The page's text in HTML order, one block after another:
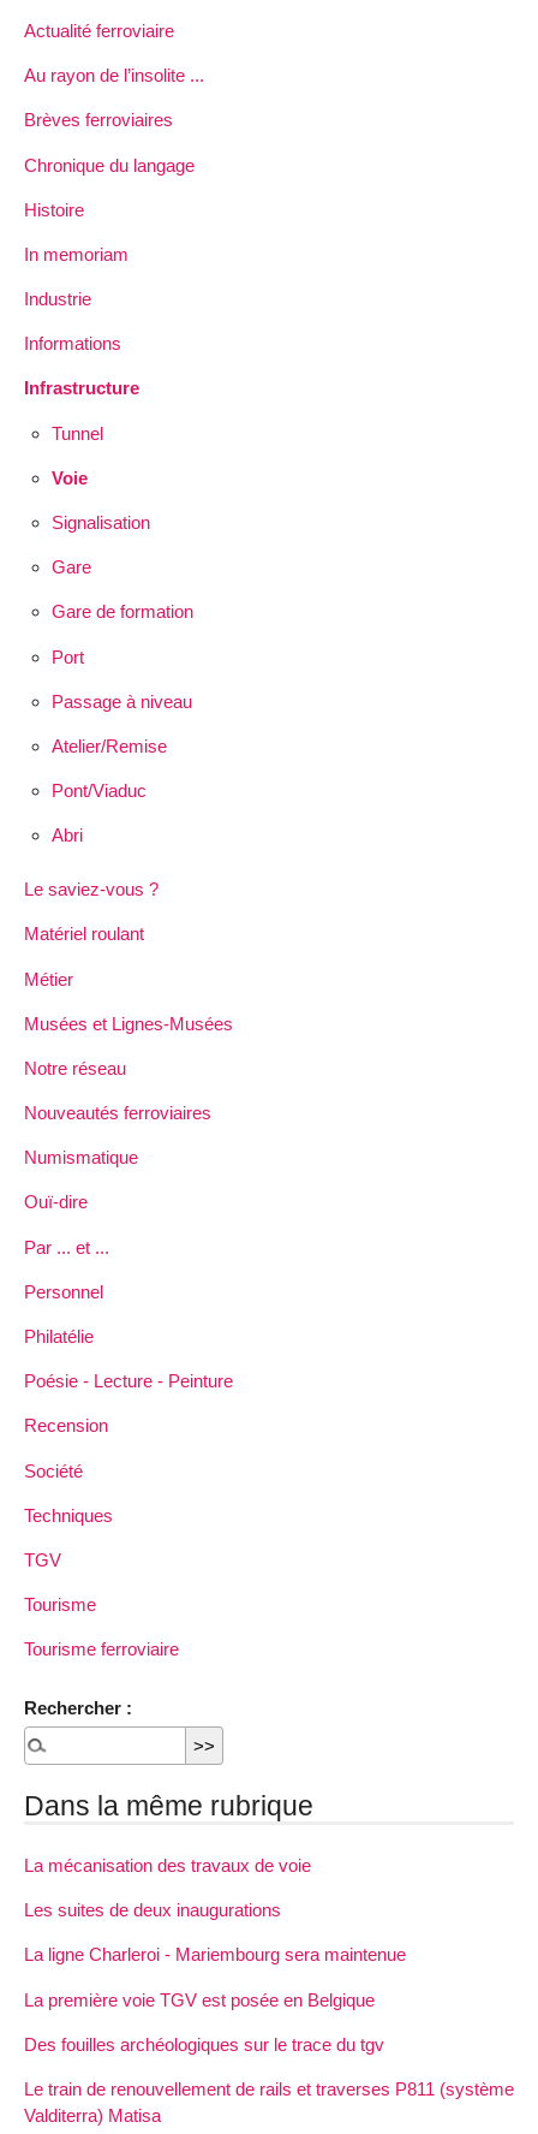
Actualité ferroviaire
Au rayon de l’insolite ...
Brèves ferroviaires
Chronique du langage
Histoire
In memoriam
Industrie
Informations
Infrastructure
Tunnel
Voie
Signalisation
Gare
Gare de formation
Port
Passage à niveau
Atelier/Remise
Pont/Viaduc
Abri
Le saviez-vous ?
Matériel roulant
Métier
Musées et Lignes-Musées
Notre réseau
Nouveautés ferroviaires
Numismatique
Ouï-dire
Par ... et ...
Personnel
Philatélie
Poésie - Lecture - Peinture
Recension
Société
Techniques
TGV
Tourisme
Tourisme ferroviaire
Rechercher :
Dans la même rubrique
La mécanisation des travaux de voie
Les suites de deux inaugurations
La ligne Charleroi - Mariembourg sera maintenue
La première voie TGV est posée en Belgique
Des fouilles archéologiques sur le trace du tgv
Le train de renouvellement de rails et traverses P811 (système
Valditerra) Matisa